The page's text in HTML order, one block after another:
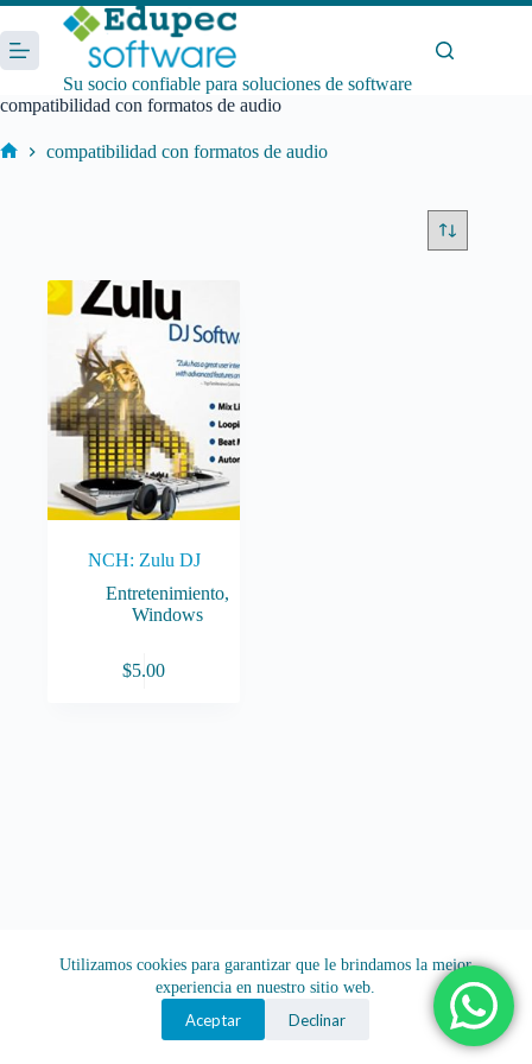
Saltar
al
contenido
Utilizamos cookies para garantizar que le brindamos la mejor
experiencia en nuestro sitio web.
Aceptar Declinar
Su socio confiable para soluciones de software
compatibilidad con formatos de audio
compatibilidad con formatos de audio
NCH: Zulu DJ
Entretenimiento,
Windows
$5.00